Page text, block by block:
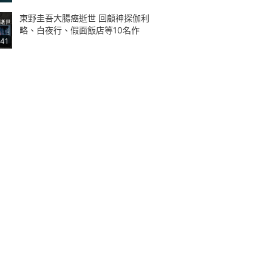
東野圭吾大腸癌逝世 回顧神探伽利
略、白夜行、假面飯店等10名作